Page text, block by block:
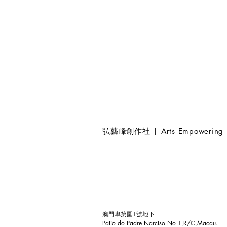
弘藝峰創作社 | Arts Empowering
澳門卑第圍1號地下
Patio do Padre Narciso No 1,R/C,Macau.